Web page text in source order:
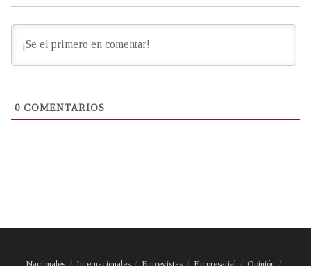
0 COMENTARIOS
Nacionales Internacionales Entrevistas Empresarial Opinión